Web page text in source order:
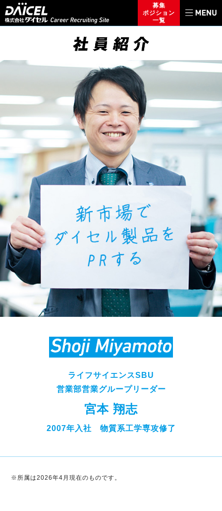
募集
ポジション
一覧
ライフサイエンスSBU
営業部営業グループリーダー
宮本 翔志
2007年入社 物質系工学専攻修了
※所属は2026年4月現在のものです。